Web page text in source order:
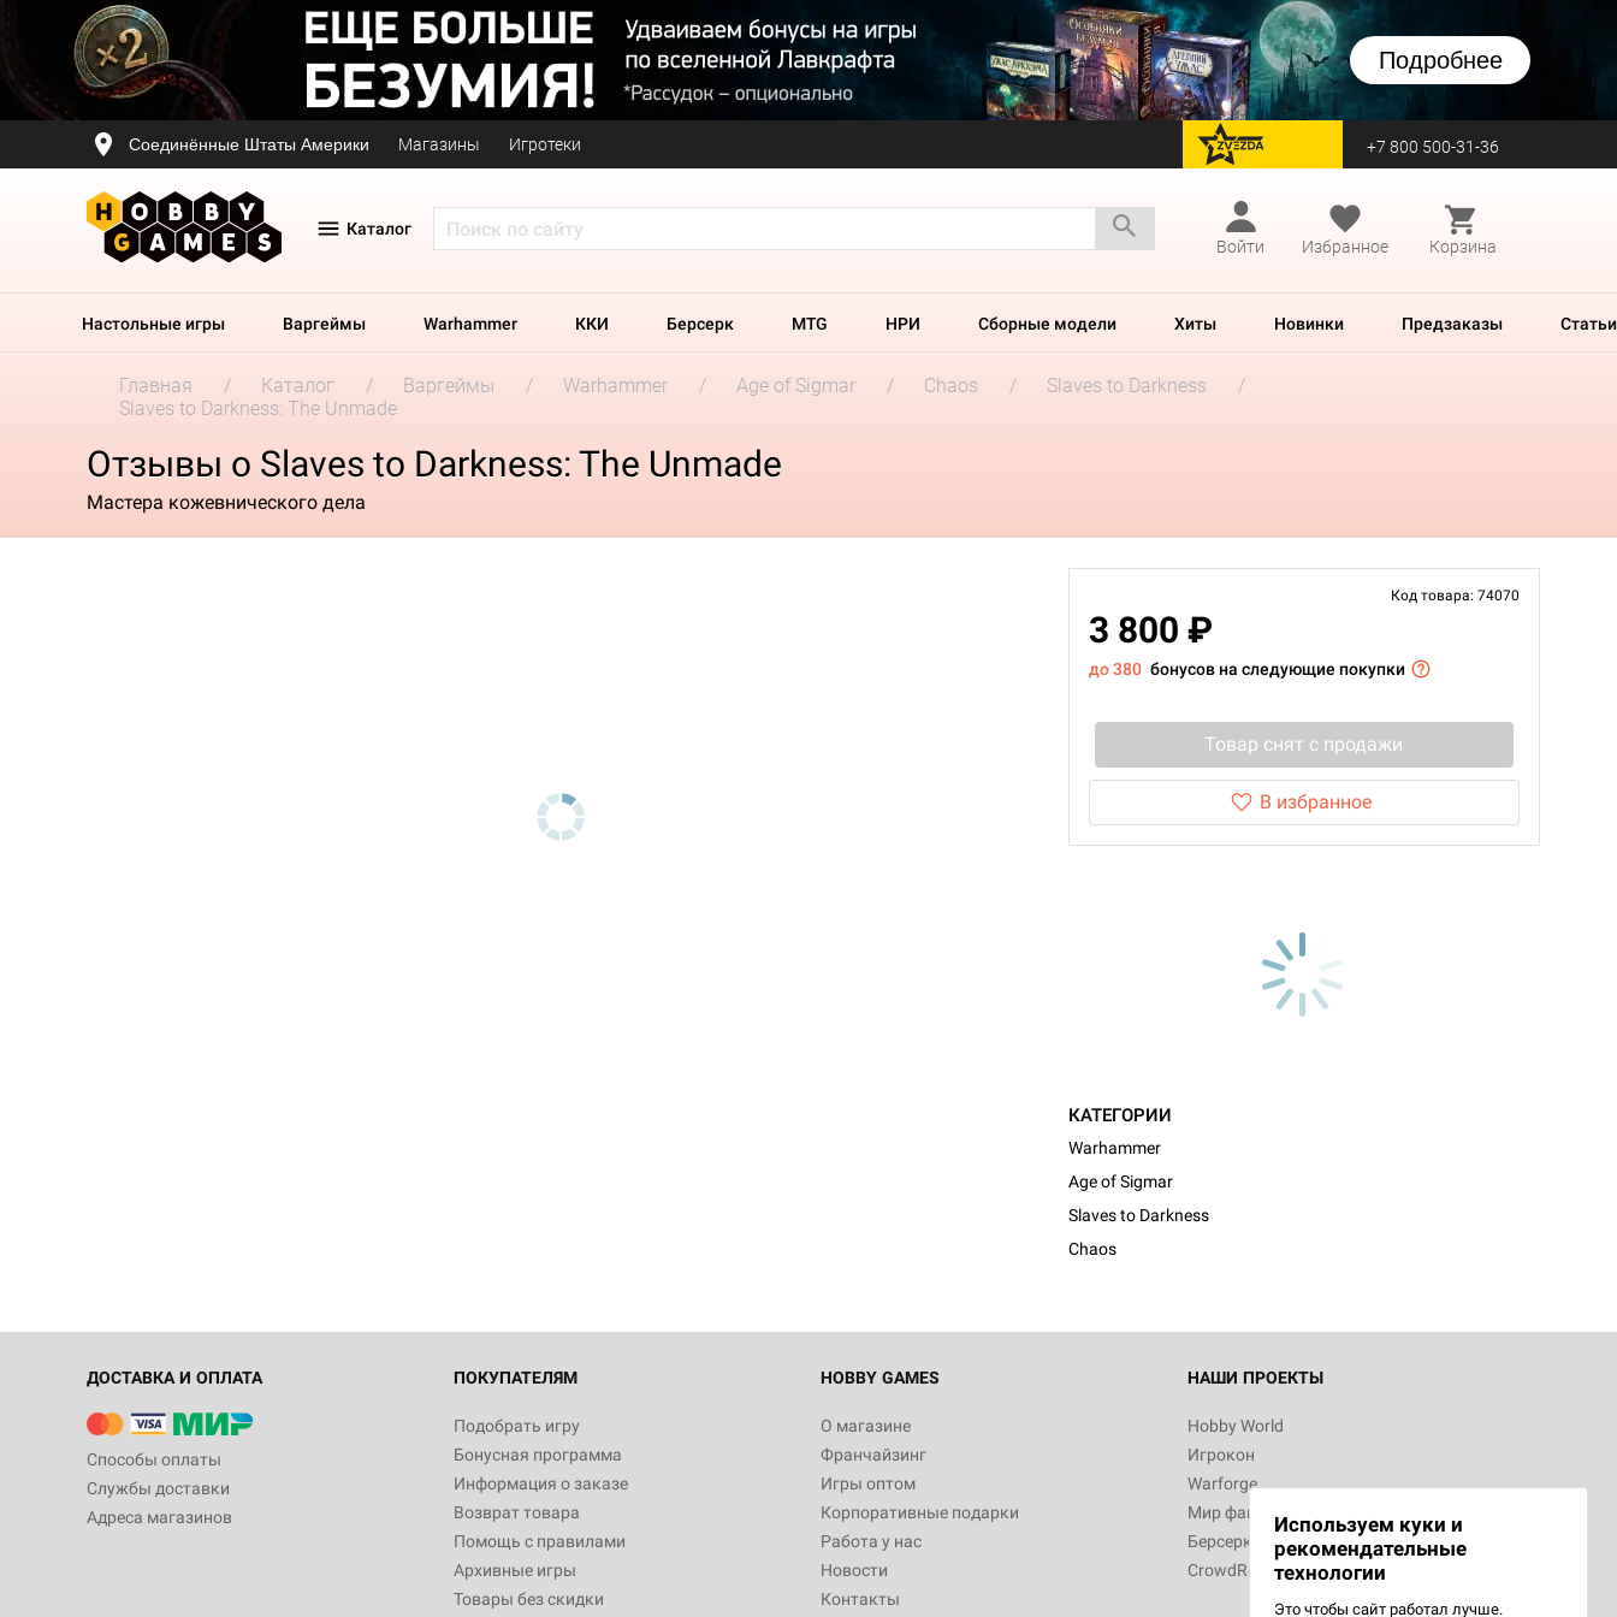
Подробнее
Соединённые Штаты Америки Магазины Игротеки перейти на Zvezda +7 800 500-31-36
Каталог
Войти
Избранное Корзина
Настольные игры Варгеймы Warhammer ККИ Берсерк MTG НРИ Сборные модели Хиты Новинки Предзаказы Статьи
Главная Каталог Варгеймы Warhammer Age of Sigmar Chaos
Slaves to Darkness
Slaves to Darkness: The Unmade
Отзывы о Slaves to Darkness: The Unmade
Мастера кожевнического дела
Код товара: 74070
3 800 ₽
до 380 бонусов на следующие покупки
Товар снят с продажи
В избранное
КАТЕГОРИИ
Warhammer
Age of Sigmar
Slaves to Darkness
Chaos
ДОСТАВКА И ОПЛАТА
Способы оплаты
Службы доставки
Адреса магазинов
ПОКУПАТЕЛЯМ
Подобрать игру
Бонусная программа
Информация о заказе
Возврат товара
Помощь с правилами
Архивные игры
Товары без скидки
HOBBY GAMES
О магазине
Франчайзинг
Игры оптом
Корпоративные подарки
Работа у нас
Новости
Контакты
НАШИ ПРОЕКТЫ
Hobby World
Игрокон
Warforge
Мир фантастики
Берсерк
CrowdRepublic
Используем куки и
рекомендательные
технологии
Это чтобы сайт работал лучше.